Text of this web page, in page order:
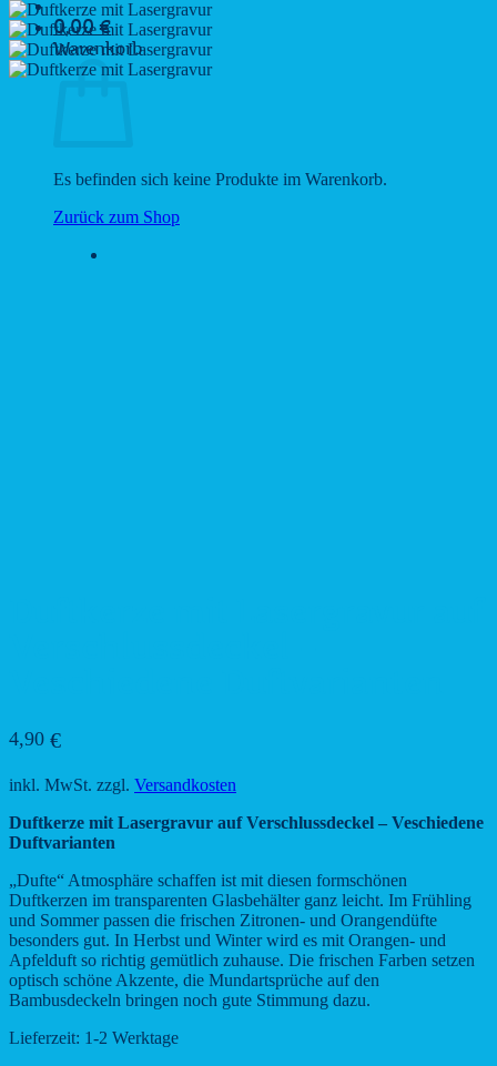
0,00€
Warenkorb
Es befinden sich keine Produkte im Warenkorb.
Zurück zum Shop
4,90 €
inkl. MwSt. zzgl. Versandkosten
Duftkerze mit Lasergravur auf Verschlussdeckel – Veschiedene
Duftvarianten
„Dufte“ Atmosphäre schaffen ist mit diesen formschönen
Duftkerzen im transparenten Glasbehälter ganz leicht. Im Frühling
und Sommer passen die frischen Zitronen- und Orangendüfte
besonders gut. In Herbst und Winter wird es mit Orangen- und
Apfelduft so richtig gemütlich zuhause. Die frischen Farben setzen
optisch schöne Akzente, die Mundartsprüche auf den
Bambusdeckeln bringen noch gute Stimmung dazu.
Lieferzeit: 1-2 Werktage